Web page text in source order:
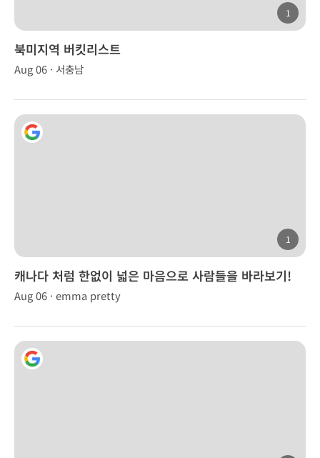
1
북미지역 버킷리스트
Aug 06 · 서충남
1
캐나다 처럼 한없이 넓은 마음으로 사람들을 바라보기!
Aug 06 · emma pretty